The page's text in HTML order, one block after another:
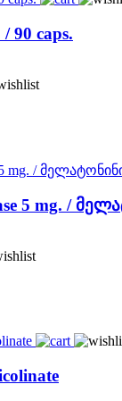
90 caps.
5 mg. /